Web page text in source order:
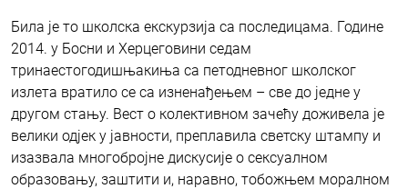
Била је то школска екскурзија са последицама. Године
2014. у Босни и Херцеговини седам
тринаестогодишњакиња са петодневног школског
излета вратило се са изненађењем – све до једне у
другом стању. Вест о колективном зачећу доживела је
велики одјек у јавности, преплавила светску штампу и
изазвала многобројне дискусије о сексуалном
образовању, заштити и, наравно, тобожњем моралном